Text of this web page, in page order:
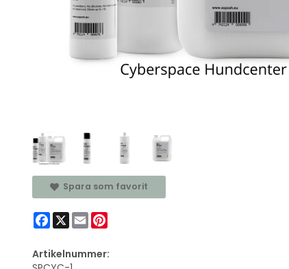
Spara som favorit
Facebook
X Email
Artikelnummer: